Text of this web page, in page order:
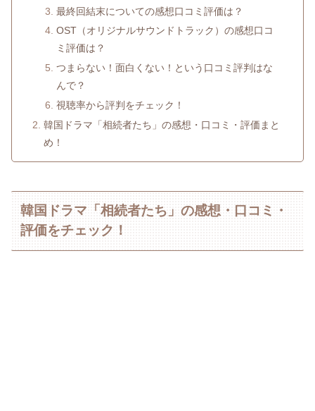
最終回結末についての感想口コミ評価は？
OST（オリジナルサウンドトラック）の感想口コ
ミ評価は？
つまらない！面白くない！という口コミ評判はな
んで？
視聴率から評判をチェック！
韓国ドラマ「相続者たち」の感想・口コミ・評価まと
め！
韓国ドラマ「相続者たち」の感想・口コミ・
評価をチェック！